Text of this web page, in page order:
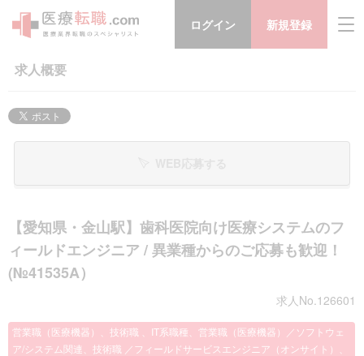
ログイン 新規登録
求人概要
【愛知県・金山駅】歯科医院向け医療システムのフ
ィールドエンジニア / 異業種からのご応募も歓迎！
(№41535A）
求人No.126601
営業職（医療機器）、技術職 、IT系職種、営業職（医療機器）／ソフトウェ
ア/システム関連、技術職 ／フィールドサービスエンジニア（オンサイト）、